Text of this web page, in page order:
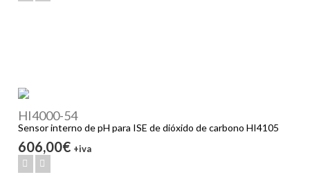
HI4000-54
Sensor interno de pH para ISE de dióxido de carbono HI4105
606,00€ +iva